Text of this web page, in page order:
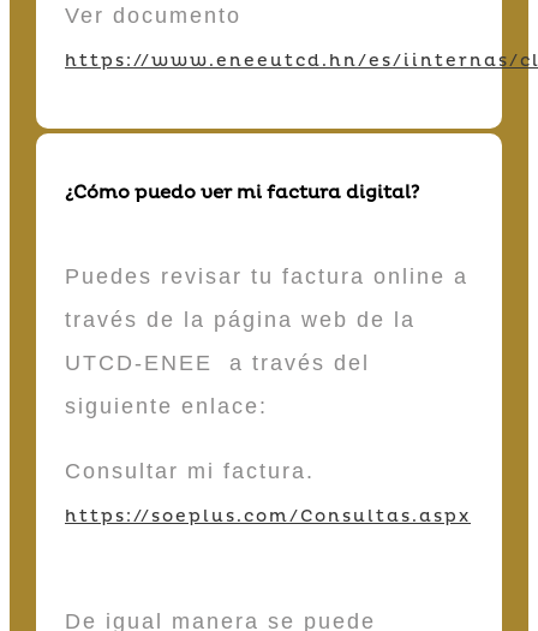
Ver documento
https://www.eneeutcd.hn/es/iinternas/
¿Cómo puedo ver mi factura digital?
Puedes revisar tu factura online a
través de la página web de la
UTCD-ENEE a través del
siguiente enlace:
Consultar mi factura.
https://soeplus.com/Consultas.aspx
De igual manera se puede